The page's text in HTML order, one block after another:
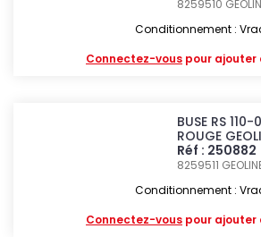
8259510
Conditionnement :
Connectez-vous pour ajouter
BUSE RS
ROUGE
Réf : 250882
8259511
Conditionnement :
Connectez-vous pour ajouter